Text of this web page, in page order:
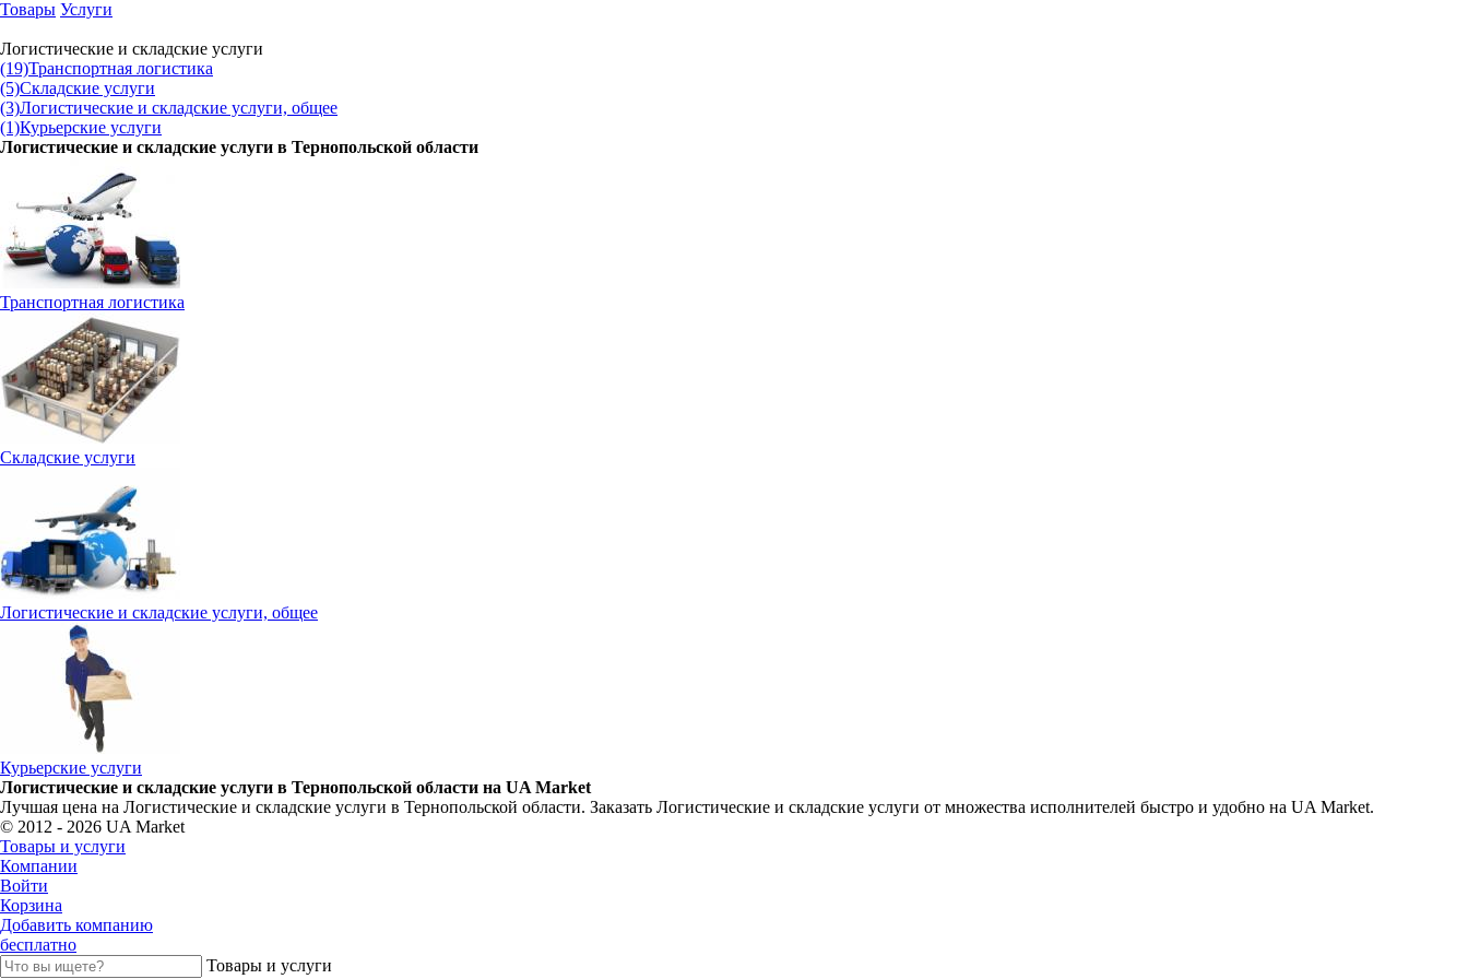
Товары Услуги
Логистические и складские услуги
(19)Транспортная логистика
(5)Складские услуги
(3)Логистические и складские услуги, общее
(1)Курьерские услуги
Логистические и складские услуги в Тернопольской области
Транспортная логистика
Складские услуги
Логистические и складские услуги, общее
Курьерские услуги
Логистические и складские услуги в Тернопольской области на UA Market
Лучшая цена на Логистические и складские услуги в Тернопольской области. Заказать Логистические и складские услуги от множества исполнителей быстро и удобно на UA Market.
© 2012 - 2026 UA Market
Товары и услуги
Компании
Войти
Корзина
Добавить компанию
бесплатно
Товары и услуги